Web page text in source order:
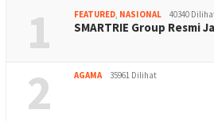
1 FEATURED, NASIONAL 40340
SMARTRIE Group Resmi
2 AGAMA 35961 Dilihat